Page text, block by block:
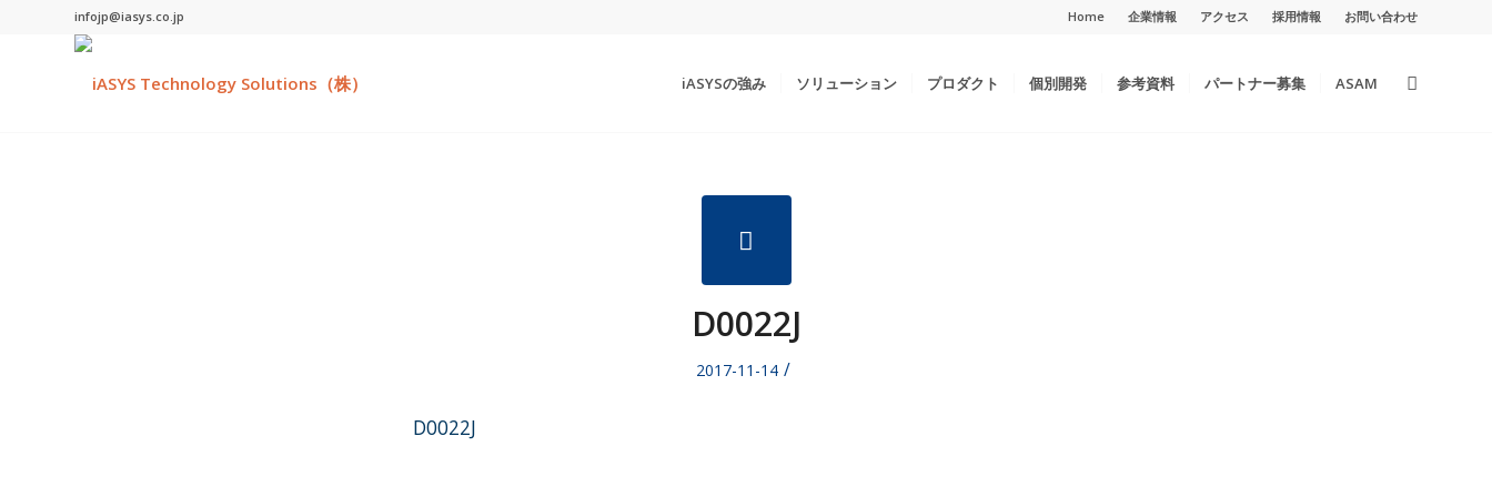
Home 企業情報 アクセス 採用情報 お問い合わせ
infojp@iasys.co.jp
iASYSの強み ソリューション プロダクト 個別開発 参考資料 パートナー募集 ASAM
D0022J
2017-11-14 /
D0022J